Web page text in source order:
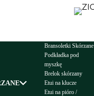
Bransoletki Skórzane
Podkładka pod
myszkę
Brelok skórzany
Etui na klucze
Etui na pióro /